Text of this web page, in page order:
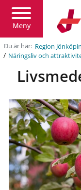
Meny
Jönköpings
län
Du är här: Region
/ Näringsliv och